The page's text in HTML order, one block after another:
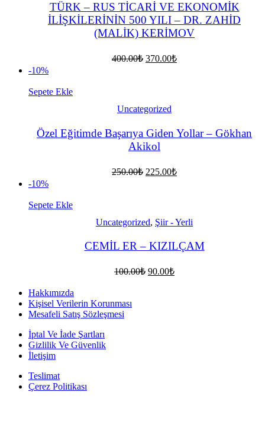
TÜRK – RUS TİCARİ VE EKONOMİK
İLİŞKİLERİNİN 500 YILI – DR. ZAHİD
(MALİK) KERİMOV
400.00₺ Orijinal
370.00₺Şu
-10%
Sepete Ekle
Uncategorized
Özel Eğitimde Başarıya Giden Yollar – Gökhan
Akikol
250.00₺ Orijinal
225.00₺Şu
-10%
Sepete Ekle
Uncategorized, Şiir - Yerli
CEMİL ER – KIZILÇAM
100.00₺ Orijinal
90.00₺Şu
Hakkımızda
Kişisel Verilerin Korunması
Mesafeli Satış Sözleşmesi
İptal Ve İade Şartları
Gizlilik Ve Güvenlik
İletişim
Teslimat
Çerez Politikası